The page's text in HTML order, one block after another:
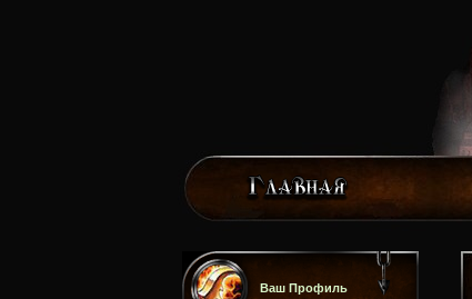
Ваш Профиль